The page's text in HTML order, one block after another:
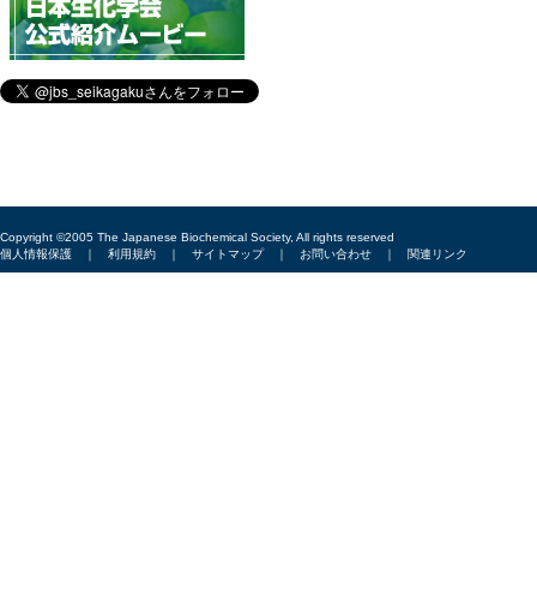
Copyright ©2005 The Japanese Biochemical Society, All rights reserved
個人情報保護 ｜ 利用規約 ｜ サイトマップ｜ お問い合わせ ｜ 関連リンク